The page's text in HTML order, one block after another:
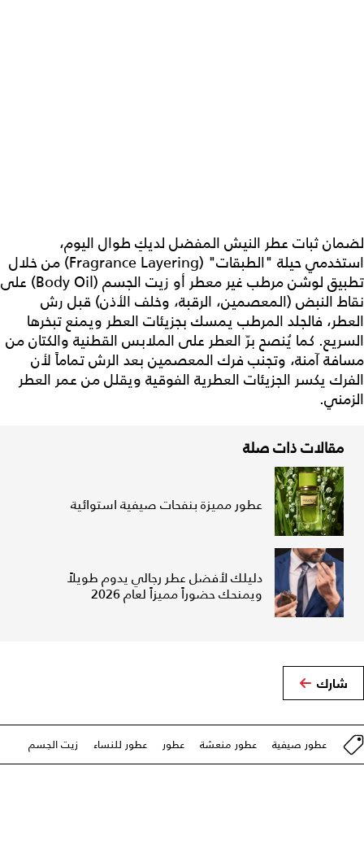
لضمان ثبات عطر النيش المفضل لديكِ طوال اليوم،
استخدمي حيلة "الطبقات" (Fragrance Layering) من خلال
تطبيق لوشن مرطب غير معطر أو زيت الجسم (Body Oil) على
نقاط النبض (المعصمين، الرقبة، وخلف الأذن) قبل رش
العطر، فالجلد المرطب يمسك بجزيئات العطر ويمنع تبخرها
السريع. كما يُنصح برّ العطر على الملابس القطنية والكتان من
مسافة آمنة، وتجنب فرك المعصمين بعد الرش تماماً لأن
الفرك يكسر الجزيئات العطرية الفوقية ويقلل من عمر العطر
الزمني.
مقالات ذات صلة
عطور مميزة بنفحات صيفية استوائية
دليلك لأفضل عطر رجالي يدوم طويلاً
ويمنحك حضوراً مميزاً لعام 2026
شارك
عطور صيفية عطور منعشة عطور عطور للنساء زيت الجسم